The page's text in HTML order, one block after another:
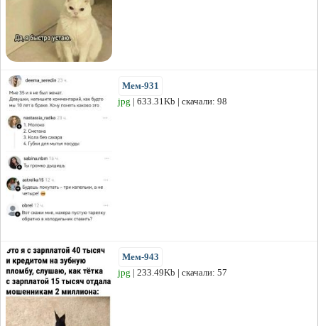
Мем-931
jpg | 633.31Kb | скачали: 98
Мем-943
jpg | 233.49Kb | скачали: 57